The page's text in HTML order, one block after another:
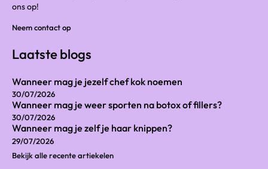
ons op!
Neem contact op
Laatste blogs
Wanneer mag je jezelf chef kok noemen
30/07/2026
Wanneer mag je weer sporten na botox of fillers?
30/07/2026
Wanneer mag je zelf je haar knippen?
29/07/2026
Bekijk alle recente artiekelen